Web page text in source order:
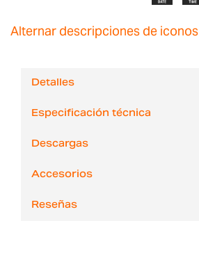
Alternar descripciones de iconos
Detalles
Especificación técnica
Descargas
Accesorios
Reseñas